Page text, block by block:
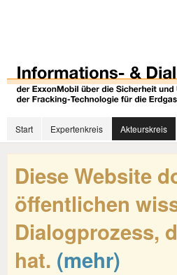
Start Expertenkreis Akteurskreis
Diese Website
öffentlichen
Dialogprozess,
hat. (mehr)